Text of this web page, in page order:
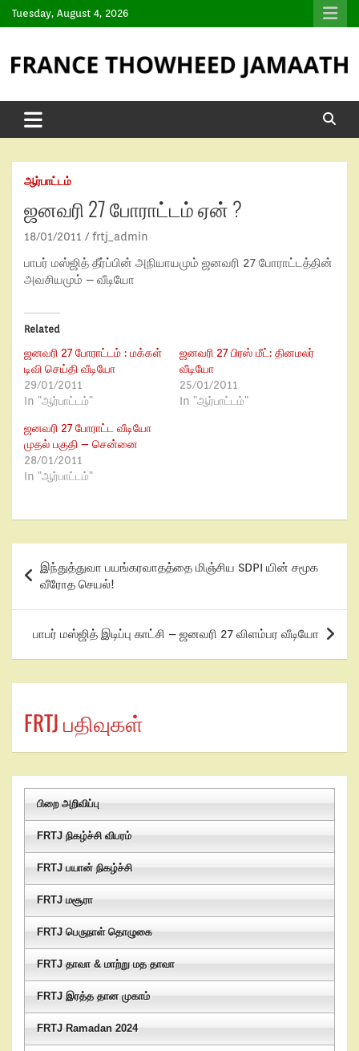
Tuesday, August 4, 2026
ஆர்பாட்டம்
ஜனவரி 27 போராட்டம் ஏன் ?
18/01/2011 frtj_admin
பாபர் மஸ்ஜித் தீர்ப்பின் அநியாயமும் ஜனவரி 27 போராட்டத்தின்
அவசியமும் – வீடியோ
Related
ஜனவரி 27 போராட்டம் : மக்கள்
டிவி செய்தி வீடியோ
29/01/2011
In "ஆர்பாட்டம்"
ஜனவரி 27 பிரஸ் மீட்: தினமலர்
வீடியோ
25/01/2011
In "ஆர்பாட்டம்"
ஜனவரி 27 போராட்ட வீடியோ
முதல் பகுதி – சென்னை
28/01/2011
In "ஆர்பாட்டம்"
இந்துத்துவா பயங்கரவாதத்தை மிஞ்சிய SDPI யின் சமூக
வீரோத செயல்!
பாபர் மஸ்ஜித் இடிப்பு காட்சி – ஜனவரி 27 விளம்பர வீடியோ
FRTJ பதிவுகள்
பிறை அறிவிப்பு
FRTJ நிகழ்ச்சி விபரம்
FRTJ பயான் நிகழ்ச்சி
FRTJ மசூரா
FRTJ பெருநாள் தொழுகை
FRTJ தாவா & மாற்று மத தாவா
FRTJ இரத்த தான முகாம்
FRTJ Ramadan 2024